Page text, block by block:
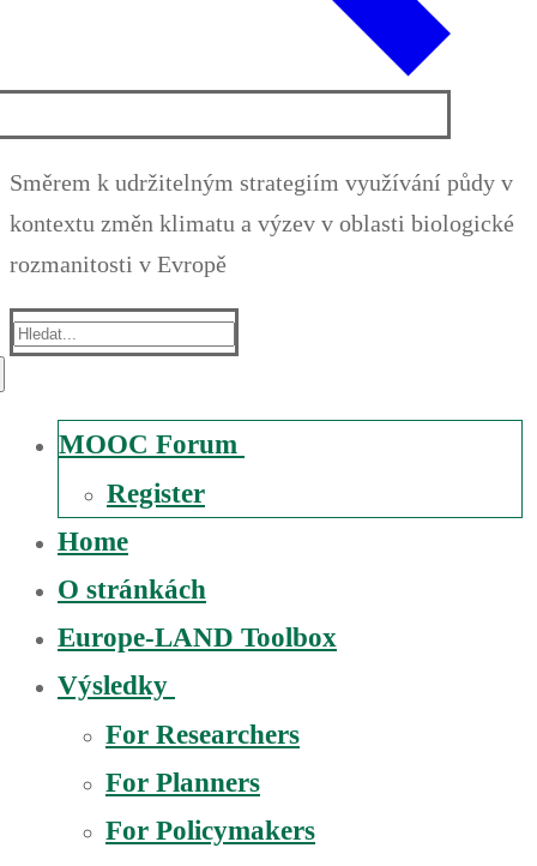
Směrem k udržitelným strategiím využívání půdy v
kontextu změn klimatu a výzev v oblasti biologické
rozmanitosti v Evropě
Suche
MOOC Forum
Register
Home
O stránkách
Europe-LAND Toolbox
Výsledky
For Researchers
For Planners
For Policymakers